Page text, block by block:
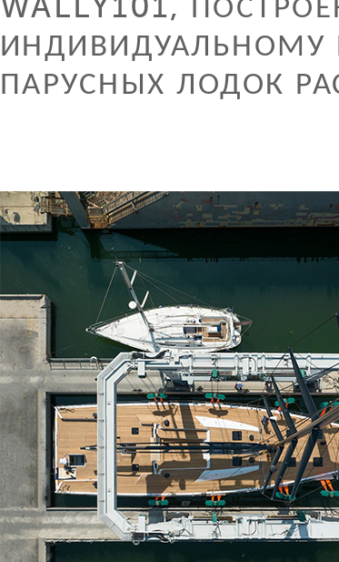
ИНДИВИДУАЛЬНОМУ
ПАРУСНЫХ ЛОДОК